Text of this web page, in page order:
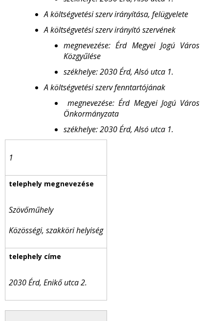
A költségvetési szerv irányítása, felügyelete
A költségvetési szerv irányító szervének
megnevezése: Érd Megyei Jogú Város
Közgyűlése
székhelye: 2030 Érd, Alsó utca 1.
A költségvetési szerv fenntartójának
megnevezése: Érd Megyei Jogú Város
Önkormányzata
székhelye: 2030 Érd, Alsó utca 1.
1
Szövőműhely
Közösségi, szakköri helyiség
2030 Érd, Enikő utca 2.